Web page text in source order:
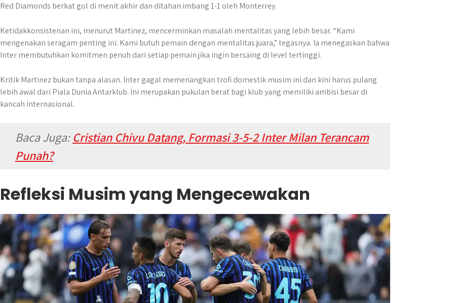
Red Diamonds berkat gol di menit akhir dan ditahan imbang 1-1 oleh Monterrey.
Ketidakkonsistenan ini, menurut Martinez, mencerminkan masalah mentalitas yang lebih besar. “Kami
mengenakan seragam penting ini. Kami butuh pemain dengan mentalitas juara,” tegasnya. Ia menegaskan bahwa
Inter membutuhkan komitmen penuh dari setiap pemain jika ingin bersaing di level tertinggi.
Kritik Martinez bukan tanpa alasan. Inter gagal memenangkan trofi domestik musim ini dan kini harus pulang
lebih awal dari Piala Dunia Antarklub. Ini merupakan pukulan berat bagi klub yang memiliki ambisi besar di
kancah internasional.
Baca Juga:Cristian Chivu Datang, Formasi 3-5-2 Inter Milan Terancam
Punah?
Refleksi Musim yang Mengecewakan